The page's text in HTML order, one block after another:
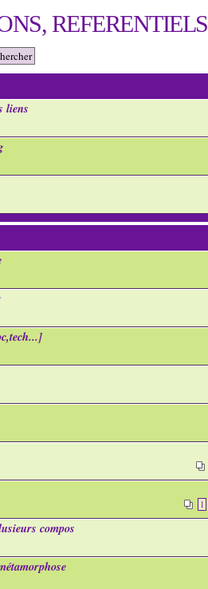
REFERENTIELS
liens
1
compos